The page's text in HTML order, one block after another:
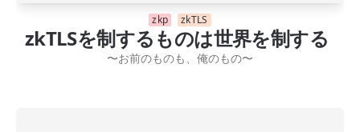
zkp zkTLS
zkTLSを制するものは世界を制する
〜お前のものも、俺のもの〜